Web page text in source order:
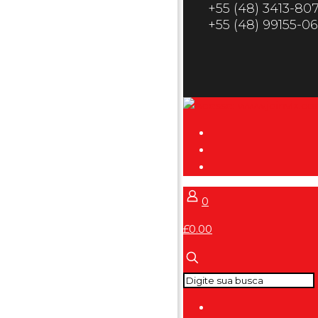
+55 (48) 3413-
+55 (48) 99155-
0
£0.00